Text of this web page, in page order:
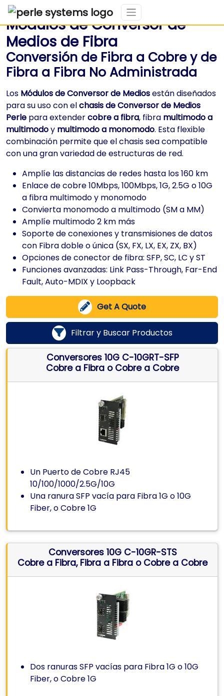
Módulos de Conversor de
Medios de Fibra
Conversión de Fibra a Cobre y de
Fibra a Fibra No Administrada
Los Módulos de Conversor de Mediosestán diseñados
para su uso con elchasis de Conversor de Medios
Perle para extendercobre a fibra, fibra multimodo a
multimodoy multimodo a monomodo. Esta flexible
combinación permite que el chasis sea compatible
con una gran variedad de estructuras de red.
Amplíe las distancias de redes hasta los 160 km
Enlace de cobre 10Mbps, 100Mbps, 1G, 2.5G o 10G
a fibra multimodo y monomodo
Convierta monomodo a multimodo (SM a MM)
Amplíe multimodo 2 km más
Soporte de conexiones y transmisiones de datos
con Fibra doble o única (SX, FX, LX, EX, ZX, BX)
Opciones de conector de fibra: SFP, SC, LC y ST
Funciones avanzadas: Link Pass-Through, Far-End
Fault, Auto-MDIX y Loopback
Get A Quote
Filtrar y Buscar Productos
Conversores 10G C-10GRT-SFP
Cobre a Fibra o Cobre a Cobre
Un Puerto de Cobre RJ45
10/100/1000/2.5G/10G
Una ranura SFP vacía para Fibra 1G o 10G
Fiber, o Cobre 1G
Conversores 10G C-10GR-STS
Cobre a Fibra, Fibra a Fibra o Cobre a Cobre
Dos ranuras SFP vacías para Fibra 1G o 10G
Fiber, o Cobre 1G